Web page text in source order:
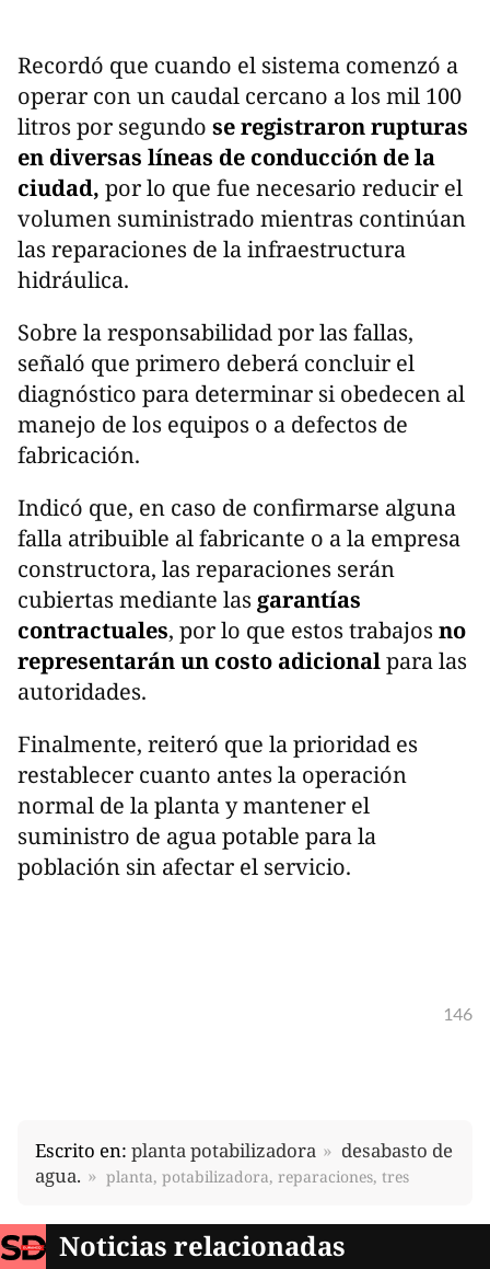
Recordó que cuando el sistema comenzó a
operar con un caudal cercano a los mil 100
litros por segundo se registraron rupturas
en diversas líneas de conducción de la
ciudad, por lo que fue necesario reducir el
volumen suministrado mientras continúan
las reparaciones de la infraestructura
hidráulica.
Sobre la responsabilidad por las fallas,
señaló que primero deberá concluir el
diagnóstico para determinar si obedecen al
manejo de los equipos o a defectos de
fabricación.
Indicó que, en caso de confirmarse alguna
falla atribuible al fabricante o a la empresa
constructora, las reparaciones serán
cubiertas mediante las garantías
contractuales, por lo que estos trabajos no
representarán un costo adicionalpara las
autoridades.
Finalmente, reiteró que la prioridad es
restablecer cuanto antes la operación
normal de la planta y mantener el
suministro de agua potable para la
población sin afectar el servicio.
146
Escrito en: planta potabilizadora
desabasto de
agua.
planta, potabilizadora, reparaciones, tres
Noticias relacionadas